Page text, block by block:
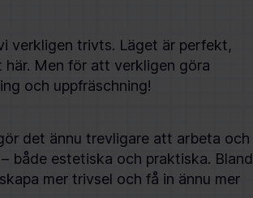
verkligen trivts. Läget är perfekt,
Men för att verkligen göra
och uppfräschning!
det ännu trevligare att arbeta och
både estetiska och praktiska. Bland
mer trivsel och få in ännu mer